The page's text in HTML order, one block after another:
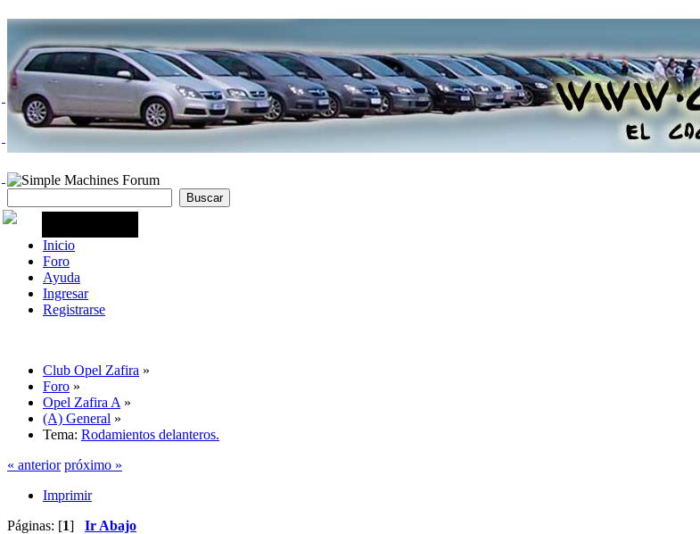
Inicio
Foro
Ayuda
Ingresar
Registrarse
Club Opel Zafira »
Foro »
Opel Zafira A »
(A) General »
Tema: Rodamientos delanteros.
« anterior próximo »
Imprimir
Páginas: [1] Ir Abajo